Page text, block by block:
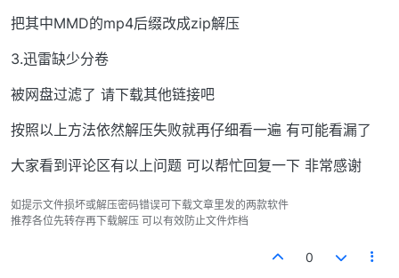
把其中MMD的mp4后缀改成zip解压
3.迅雷缺少分卷
被网盘过滤了 请下载其他链接吧
按照以上方法依然解压失败就再仔细看一遍 有可能看漏了
大家看到评论区有以上问题 可以帮忙回复一下 非常感谢
如提示文件损坏或解压密码错误可下载文章里发的两款软件
推荐各位先转存再下载解压 可以有效防止文件炸档
0